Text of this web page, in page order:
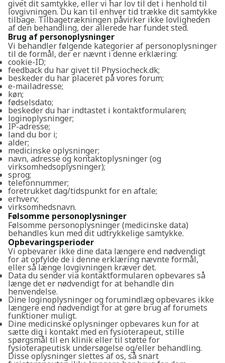
givet dit samtykke, eller vi har lov til det i henhold til
lovgivningen. Du kan til enhver tid trække dit samtykke
tilbage. Tilbagetrækningen påvirker ikke lovligheden
af den behandling, der allerede har fundet sted.
Brug af personoplysninger
Vi behandler følgende kategorier af personoplysninger
til de formål, der er nævnt i denne erklæring:
cookie-ID;
feedback du har givet til Physiocheck.dk;
beskeder du har placeret på vores forum;
e-mailadresse;
køn;
fødselsdato;
beskeder du har indtastet i kontaktformularen;
loginoplysninger;
IP-adresse;
land du bor i;
alder;
medicinske oplysninger;
navn, adresse og kontaktoplysninger (og
virksomhedsoplysninger);
sprog;
telefonnummer;
foretrukket dag/tidspunkt for en aftale;
erhverv;
virksomhedsnavn.
Følsomme personoplysninger
Følsomme personoplysninger (medicinske data)
behandles kun med dit udtrykkelige samtykke.
Opbevaringsperioder
Vi opbevarer ikke dine data længere end nødvendigt
for at opfylde de i denne erklæring nævnte formål,
eller så længe lovgivningen kræver det.
Data du sender via kontaktformularen opbevares så
længe det er nødvendigt for at behandle din
henvendelse.
Dine loginoplysninger og forumindlæg opbevares ikke
længere end nødvendigt for at gøre brug af forumets
funktioner muligt.
Dine medicinske oplysninger opbevares kun for at
sætte dig i kontakt med en fysioterapeut, stille
spørgsmål til en klinik eller til støtte for
fysioterapeutisk undersøgelse og/eller behandling.
Disse oplysninger slettes af os, så snart